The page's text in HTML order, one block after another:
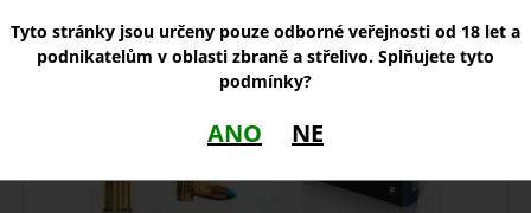
Tyto stránky jsou určeny pouze odborné veřejnosti od 18 let a
podnikatelům v oblasti zbraně a střelivo. Splňujete tyto
podmínky?
ANO NE